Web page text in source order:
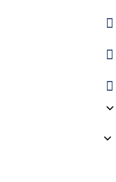


